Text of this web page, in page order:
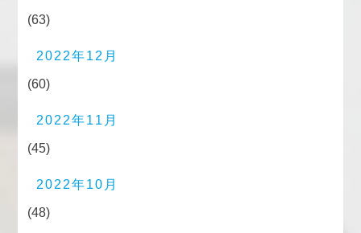
(63)
2022年12月
(60)
2022年11月
(45)
2022年10月
(48)